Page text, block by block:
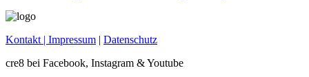
Kontakt | Impressum | Datenschutz
cre8 bei Facebook, Instagram & Youtube